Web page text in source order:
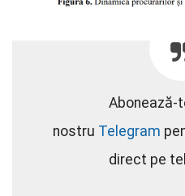
Abonează-
nostru Telegram
direct pe